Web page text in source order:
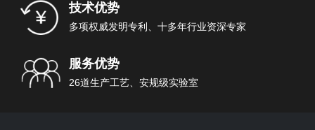
技术优势
多项权威发明专利、十多年行业资深专家
服务优势
26道生产工艺、安规级实验室